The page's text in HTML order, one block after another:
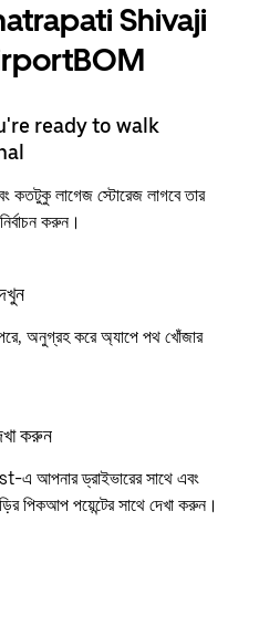
Shivaji
ready to walk
লাগেজ স্টোরেজ লাগবে তার
করুন।
অনুগ্রহ করে অ্যাপে পথ খোঁজার
করুন
এ আপনার ড্রাইভারের সাথে এবং
পিকআপ পয়েন্টের সাথে দেখা করুন।